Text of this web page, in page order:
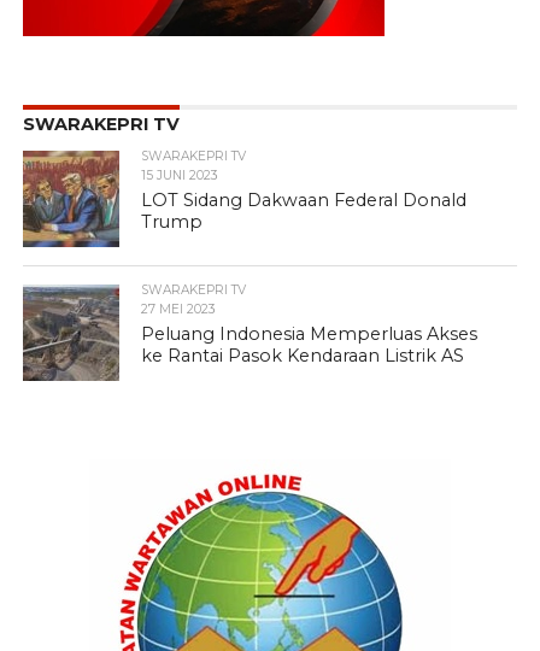
SWARAKEPRI TV
SWARAKEPRI TV
15 JUNI 2023
LOT Sidang Dakwaan Federal Donald
Trump
SWARAKEPRI TV
27 MEI 2023
Peluang Indonesia Memperluas Akses
ke Rantai Pasok Kendaraan Listrik AS